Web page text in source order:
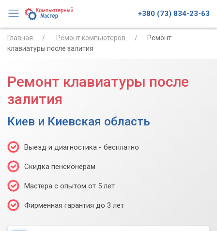
+380 (73) 834-23-63
Главная Ремонт компьютеров
Ремонт
клавиатуры после залития
Ремонт клавиатуры после
залития
Киев и Киевская область
Выезд и диагностика - бесплатно
Скидка пенсионерам
Мастера с опытом от 5 лет
Фирменная гарантия до 3 лет